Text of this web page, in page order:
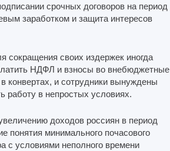
срочных договоров на период
заработком и защита интересов
сокращения своих издержек иногда
НДФЛ и взносы во внебюджетные
и сотрудники вынуждены
работу в непростых условиях.
доходов россиян в период
понятия минимального почасового
с условиями неполного времени